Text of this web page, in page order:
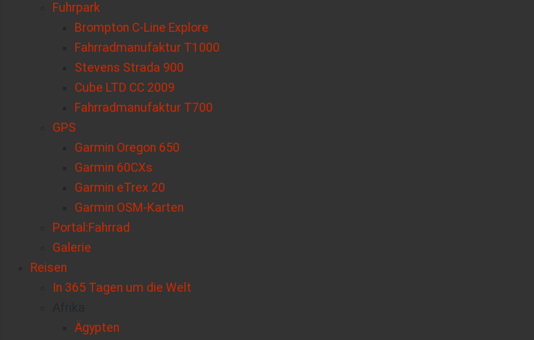
Fuhrpark
Brompton C-Line Explore
Fahrradmanufaktur T1000
Stevens Strada 900
Cube LTD CC 2009
Fahrradmanufaktur T700
GPS
Garmin Oregon 650
Garmin 60CXs
Garmin eTrex 20
Garmin OSM-Karten
Portal:Fahrrad
Galerie
Reisen
In 365 Tagen um die Welt
Ägypten